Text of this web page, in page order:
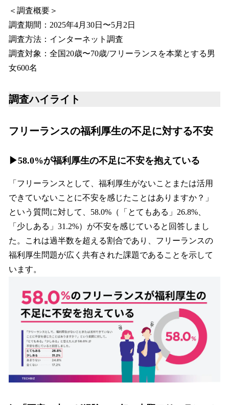
＜調査概要＞
調査期間：2025年4月30日〜5月2日
調査方法：インターネット調査
調査対象：全国20歳〜70歳/フリーランスを本業とする男
女600名
調査ハイライト
フリーランスの福利厚生の不足に対する不安
▶︎58.0%が福利厚生の不足に不安を抱えている
「フリーランスとして、福利厚生がないことまたは活用
できていないことに不安を感じたことはありますか？」
という質問に対して、58.0%（「とてもある」26.8%、
「少しある」31.2%）が不安を感じていると回答しまし
た。これは過半数を超える割合であり、フリーランスの
福利厚生問題が広く共有された課題であることを示して
います。